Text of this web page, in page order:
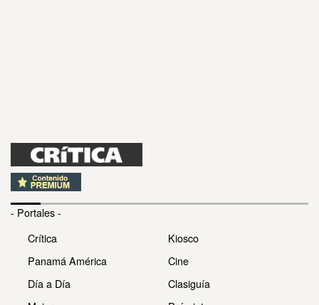
- Portales -
Crítica
Panamá América
Día a Día
Kiosco
Cine
Clasiguía